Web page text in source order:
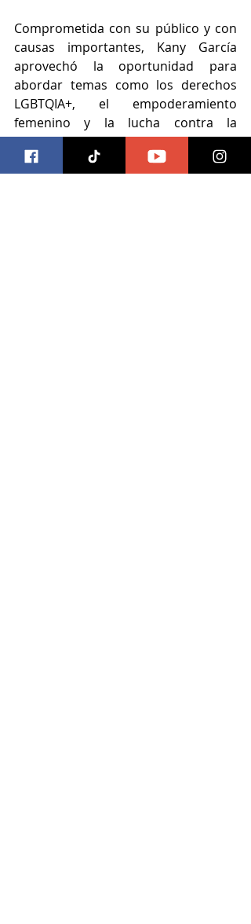
Comprometida con su público y con
causas importantes, Kany García
aprovechó la oportunidad para
abordar temas como los derechos
LGBTQIA+, el empoderamiento
femenino y la lucha contra la
violencia de género, demostrando
Al expresar su gratitud hacia su